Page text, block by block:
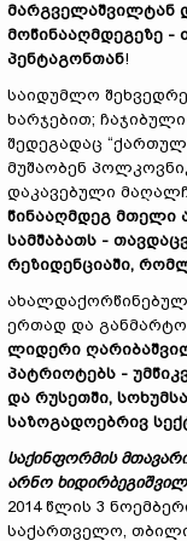
მარგველაშვილტან
მოწინააღმდეგეზე -
პენტაგონთან!
საიდუმლო
ხარჯებით;
შედეგადაც
მუშაობენ
დაკავებული
წინააღმდეგ მთელი
სამშაბათს -
რეზიდენციაში,
ერთად და
ლიდერი
პატრიოტებს -
და რუსეთში,
საზოგადოებრივ
საქინფორმის
არნო
2014 წლის 3
საქართველო,